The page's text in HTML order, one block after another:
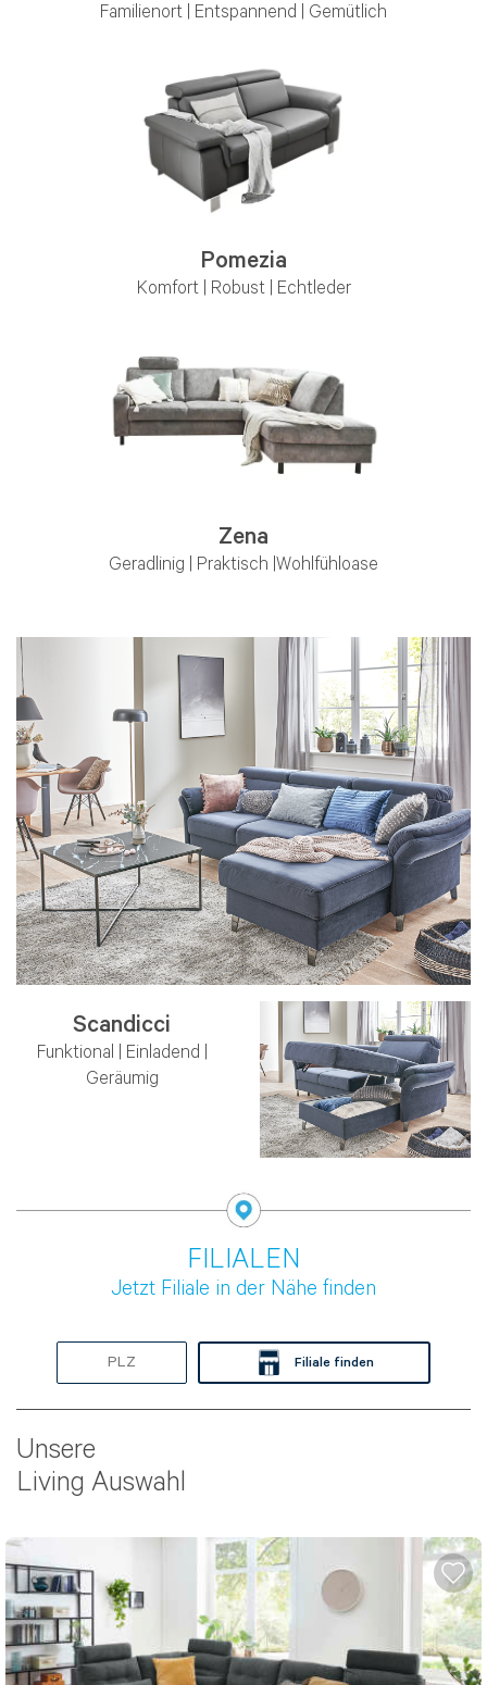
Familienort | Entspannend | Gemütlich
Pomezia
Komfort | Robust | Echtleder
Zena
Geradlinig | Praktisch |Wohlfühloase
Scandicci
Funktional | Einladend |
Geräumig
FILIALEN
Jetzt Filiale in der Nähe finden
Filiale finden
Unsere
Living Auswahl